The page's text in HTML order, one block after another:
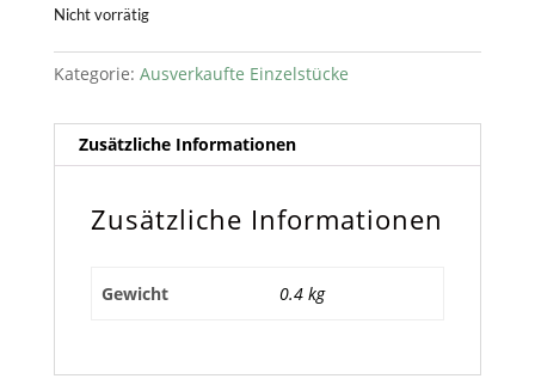
Nicht vorrätig
Kategorie: Ausverkaufte Einzelstücke
Zusätzliche Informationen
Zusätzliche Informationen
Gewicht 0.4 kg